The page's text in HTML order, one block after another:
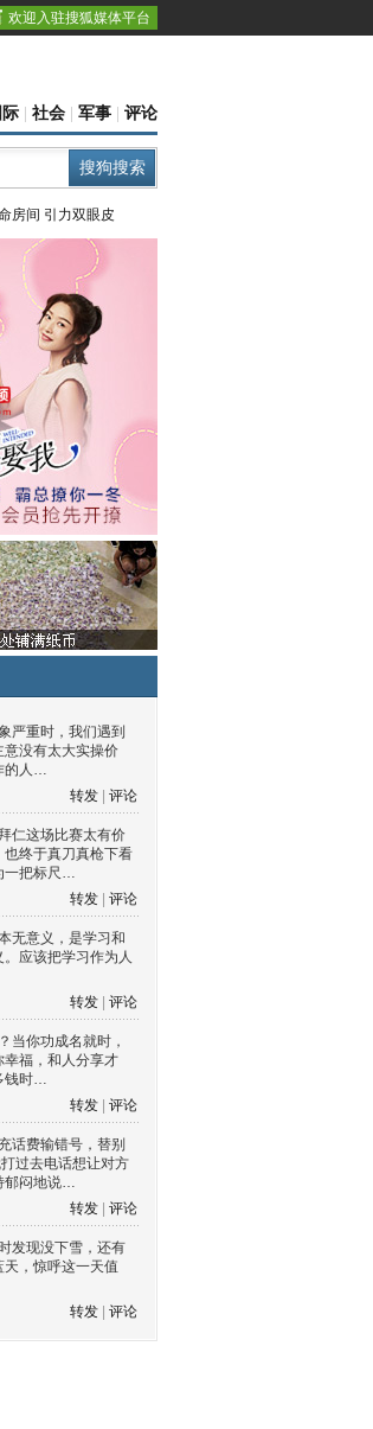
欢迎入驻搜狐媒体平台
际 社会 军事 评论
房间 引力双眼皮
严重时，我们遇到
没有太大实操价
的人…
转发
评论
仁这场比赛太有价
终于真刀真枪下看
一把标尺…
转发
评论
无意义，是学习和
应该把学习作为人
转发
评论
当你功成名就时，
福，和人分享才
钱时…
转发
评论
话费输错号，替别
过去电话想让对方
郁闷地说…
转发
评论
发现没下雪，还有
，惊呼这一天值
转发
评论